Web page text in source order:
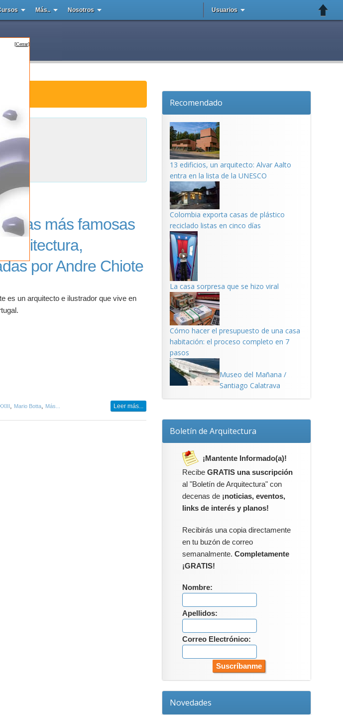
Más.. Nosotros Usuarios
.
más famosas
arquitectura,
por Andre Chiote
es un arquitecto e ilustrador que vive en
, Mario Botta, Más... Leer más...
Recomendado
13 edificios, un arquitecto: Alvar Aalto
entra en la lista de la UNESCO
Colombia exporta casas de plástico
reciclado listas en cinco días
La casa sorpresa que se hizo viral
Cómo hacer el presupuesto de una casa
habitación: el proceso completo en 7
pasos
Museo del Mañana /
Santiago Calatrava
Boletín de Arquitectura
¡Mantente Informado(a)!
Recibe GRATIS una suscripción
al "Boletín de Arquitectura" con
decenas de ¡noticias, eventos,
links de interés y planos!
Recibirás una copia directamente
en tu buzón de correo
semanalmente. Completamente
¡GRATIS!
Nombre:
Apellidos:
Correo Electrónico:
Novedades
[Cerrar]